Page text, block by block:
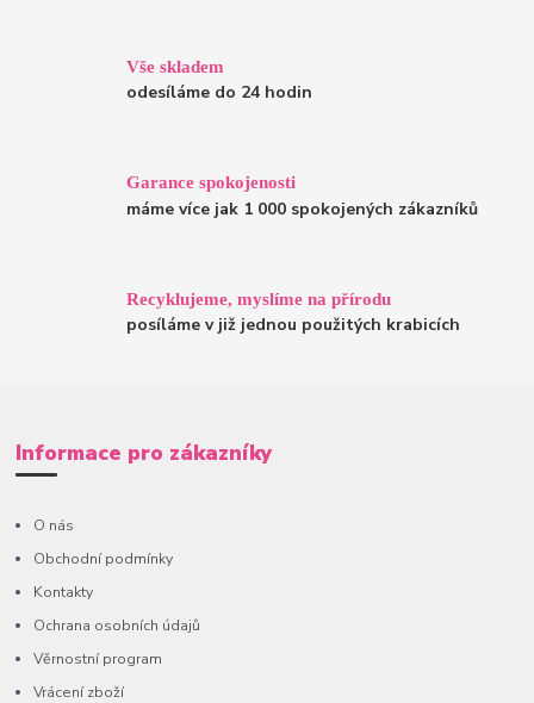
Vše skladem
odesíláme do 24 hodin
Garance spokojenosti
máme více jak 1 000 spokojených zákazníků
Recyklujeme, myslíme na přírodu
posíláme v již jednou použitých krabicích
Informace pro zákazníky
O nás
Obchodní podmínky
Kontakty
Ochrana osobních údajů
Věrnostní program
Vrácení zboží